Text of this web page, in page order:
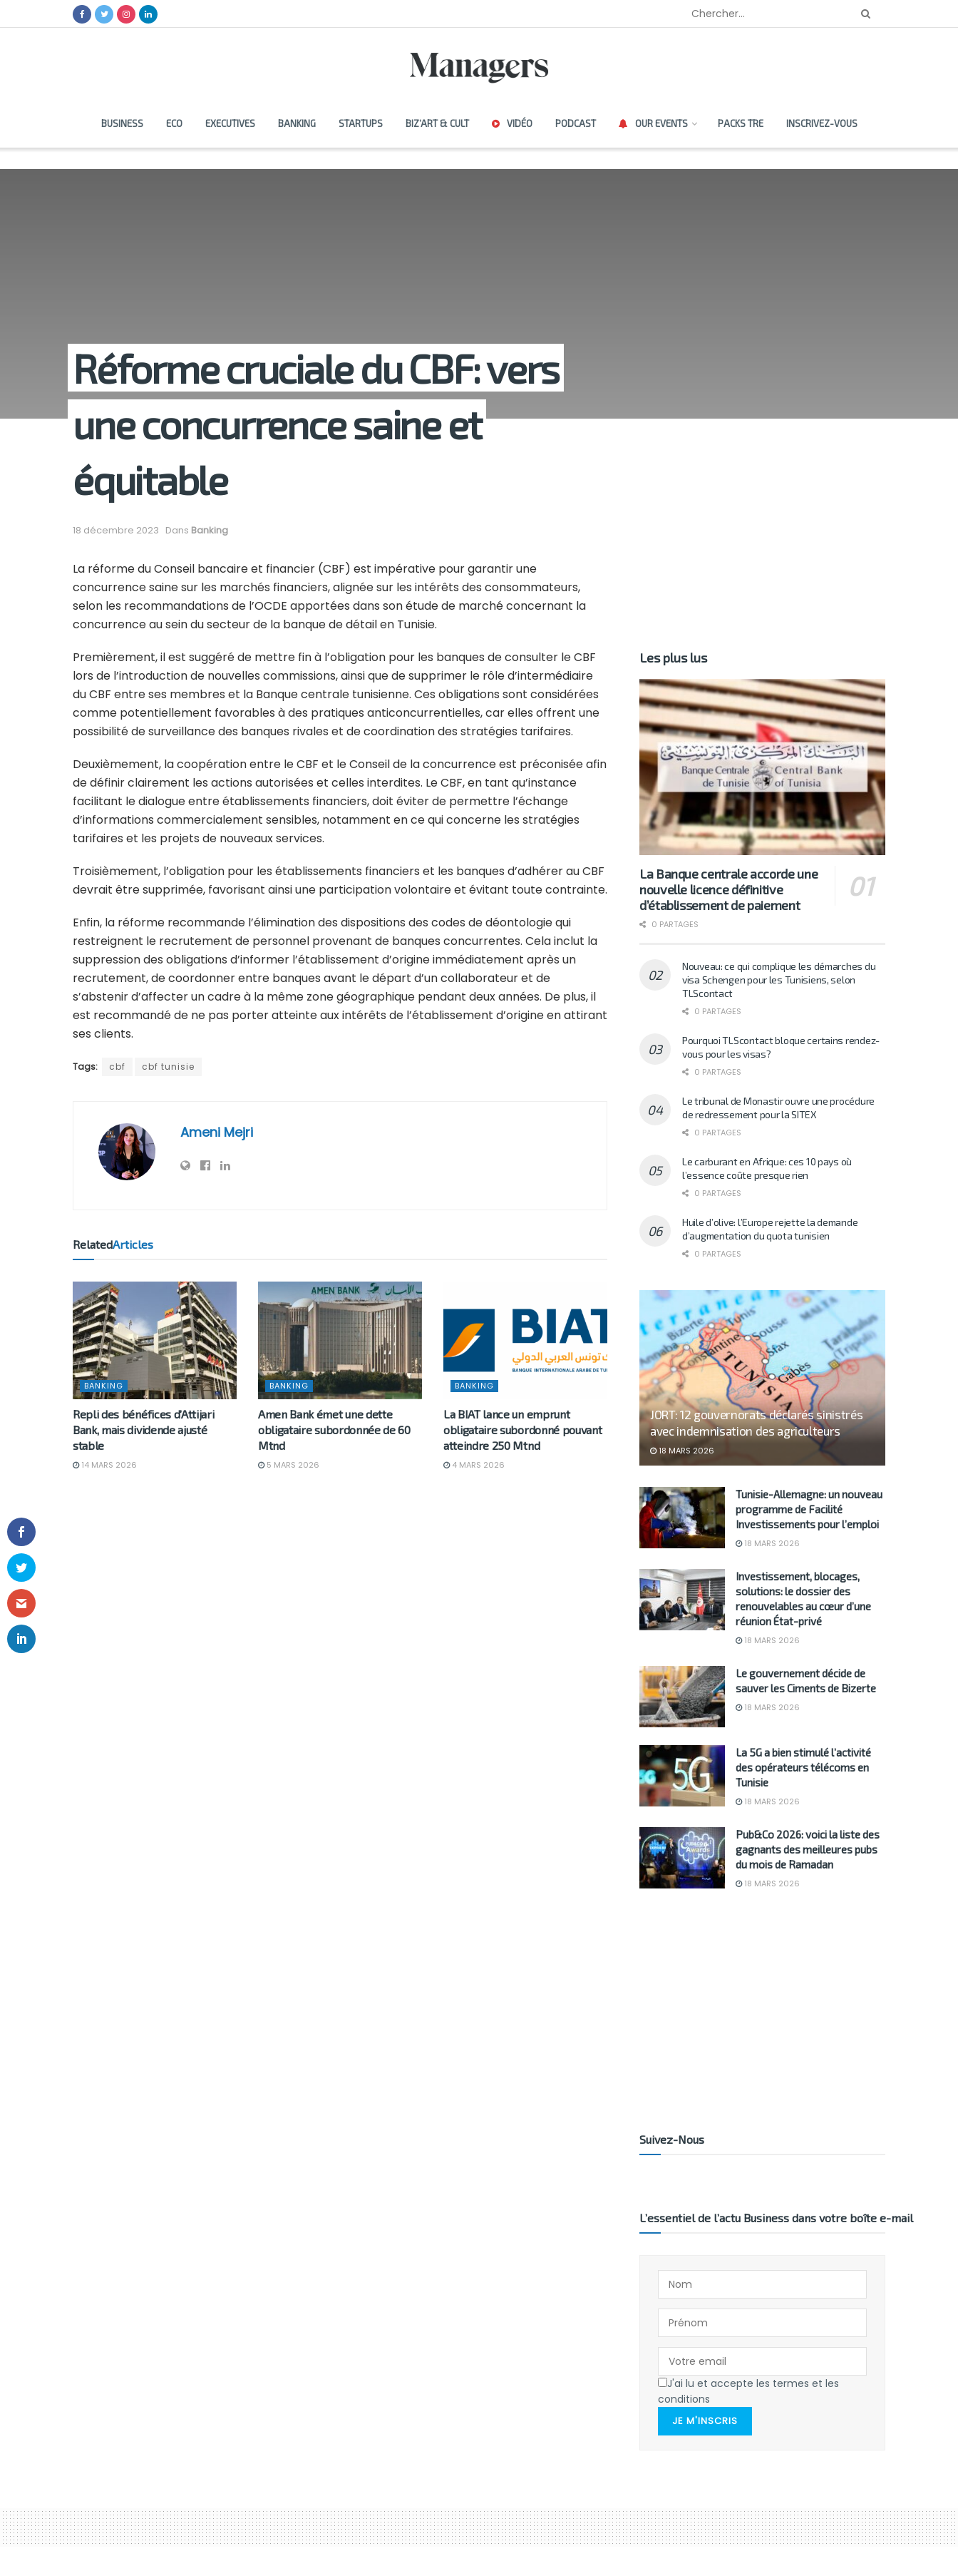
BUSINESS ECO EXECUTIVES BANKING STARTUPS BIZ’ART & CULT VIDÉO PODCAST OUR EVENTS PACKS TRE INSCRIVEZ-VOUS
Réforme cruciale du CBF: vers
une concurrence saine et
équitable
18 décembre 2023 Dans Banking
La réforme du Conseil bancaire et financier (CBF) est impérative pour garantir une
concurrence saine sur les marchés financiers, alignée sur les intérêts des consommateurs,
selon les recommandations de l’OCDE apportées dans son étude de marché concernant la
concurrence au sein du secteur de la banque de détail en Tunisie.
Premièrement, il est suggéré de mettre fin à l’obligation pour les banques de consulter le CBF
lors de l’introduction de nouvelles commissions, ainsi que de supprimer le rôle d’intermédiaire
du CBF entre ses membres et la Banque centrale tunisienne. Ces obligations sont considérées
comme potentiellement favorables à des pratiques anticoncurrentielles, car elles offrent une
possibilité de surveillance des banques rivales et de coordination des stratégies tarifaires.
Deuxièmement, la coopération entre le CBF et le Conseil de la concurrence est préconisée afin
de définir clairement les actions autorisées et celles interdites. Le CBF, en tant qu’instance
facilitant le dialogue entre établissements financiers, doit éviter de permettre l’échange
d’informations commercialement sensibles, notamment en ce qui concerne les stratégies
tarifaires et les projets de nouveaux services.
Troisièmement, l’obligation pour les établissements financiers et les banques d’adhérer au CBF
devrait être supprimée, favorisant ainsi une participation volontaire et évitant toute contrainte.
Enfin, la réforme recommande l’élimination des dispositions des codes de déontologie qui
restreignent le recrutement de personnel provenant de banques concurrentes. Cela inclut la
suppression des obligations d’informer l’établissement d’origine immédiatement après un
recrutement, de coordonner entre banques avant le départ d’un collaborateur et de
s’abstenir d’affecter un cadre à la même zone géographique pendant deux années. De plus, il
est recommandé de ne pas porter atteinte aux intérêts de l’établissement d’origine en attirant
ses clients.
Tags: cbf cbf tunisie
Ameni Mejri
RelatedArticles
BANKING
Repli des bénéfices d’Attijari
Bank, mais dividende ajusté
stable
14 MARS 2026
BANKING
Amen Bank émet une dette
obligataire subordonnée de 60
Mtnd
5 MARS 2026
BANKING
La BIAT lance un emprunt
obligataire subordonné pouvant
atteindre 250 Mtnd
4 MARS 2026
Les plus lus
La Banque centrale accorde une
nouvelle licence définitive
d’établissement de paiement
0 PARTAGES
Nouveau: ce qui complique les démarches du
visa Schengen pour les Tunisiens, selon
TLScontact
0 PARTAGES
Pourquoi TLScontact bloque certains rendez-
vous pour les visas?
0 PARTAGES
Le tribunal de Monastir ouvre une procédure
de redressement pour la SITEX
0 PARTAGES
Le carburant en Afrique: ces 10 pays où
l’essence coûte presque rien
0 PARTAGES
Huile d’olive: l’Europe rejette la demande
d’augmentation du quota tunisien
0 PARTAGES
JORT: 12 gouvernorats déclarés sinistrés
avec indemnisation des agriculteurs
18 MARS 2026
Tunisie-Allemagne: un nouveau
programme de Facilité
Investissements pour l’emploi
18 MARS 2026
Investissement, blocages,
solutions: le dossier des
renouvelables au cœur d’une
réunion État-privé
18 MARS 2026
Le gouvernement décide de
sauver les Ciments de Bizerte
18 MARS 2026
La 5G a bien stimulé l’activité
des opérateurs télécoms en
Tunisie
18 MARS 2026
Pub&Co 2026: voici la liste des
gagnants des meilleures pubs
du mois de Ramadan
18 MARS 2026
Suivez-Nous
L’essentiel de l’actu Business dans votre boîte e-mail
J'ai lu et accepte les termes et les
conditions
JE M'INSCRIS